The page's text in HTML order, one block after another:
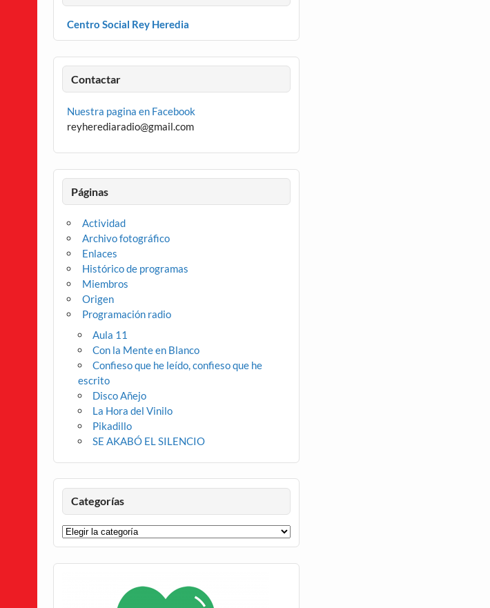
Centro Social Rey Heredia
Contactar
Nuestra pagina en Facebook
reyherediaradio@gmail.com
Páginas
Actividad
Archivo fotográfico
Enlaces
Histórico de programas
Miembros
Origen
Programación radio
Aula 11
Con la Mente en Blanco
Confieso que he leído, confieso que he
escrito
Disco Añejo
La Hora del Vinilo
Pikadillo
SE AKABÓ EL SILENCIO
Categorías
Categorías